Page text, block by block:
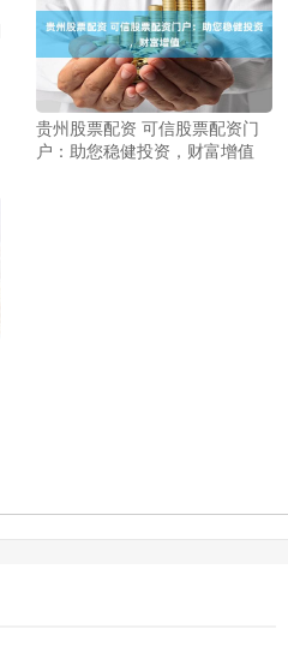
贵州股票配资 可信股票配资门
户：助您稳健投资，财富增值